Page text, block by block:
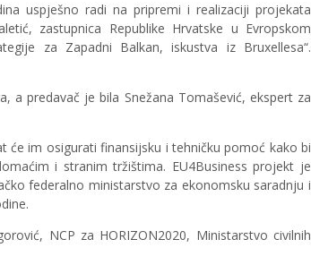
uspješno radi na pripremi i realizaciji projekata
zastupnica Republike Hrvatske u Evropskom
za Zapadni Balkan, iskustva iz Bruxellesa“.
a predavač je bila Snežana Tomašević, ekspert za
im osigurati finansijsku i tehničku pomoć kako bi
i stranim tržištima. EU4Business projekt je
federalno ministarstvo za ekonomsku saradnju i
NCP za HORIZON2020, Ministarstvo civilnih